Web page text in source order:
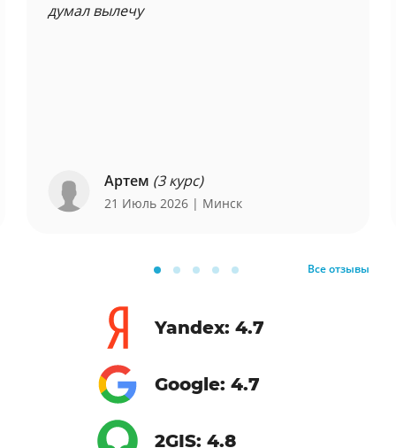
думал вылечу
Артем (3 курс)
21 Июль 2026 | Минск
Все отзывы
Yandex: 4.7
Google: 4.7
2GIS: 4.8